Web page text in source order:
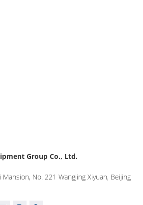
Group Co., Ltd.
No. 221 Wangjing Xiyuan, Beijing